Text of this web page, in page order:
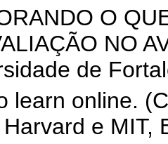
O
NO
de
learn online.
e MIT,